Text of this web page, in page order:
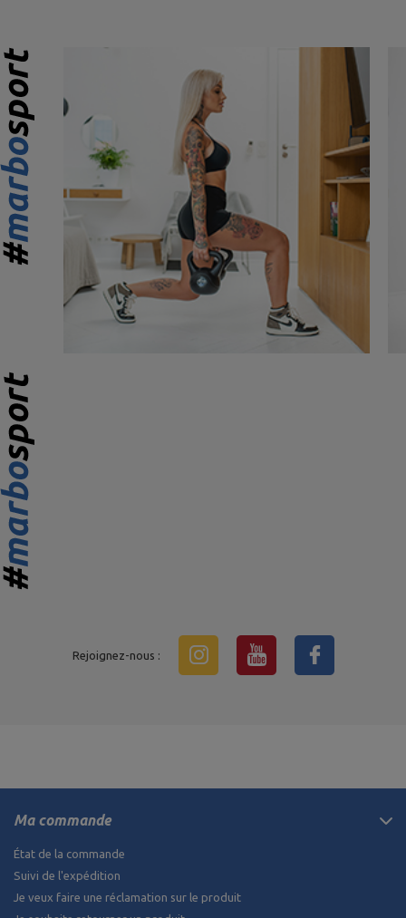
Rejoignez-nous :
Ma commande
État de la commande
Suivi de l'expédition
Je veux faire une réclamation sur le produit